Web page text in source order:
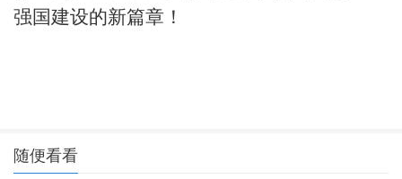
强国建设的新篇章！
随便看看